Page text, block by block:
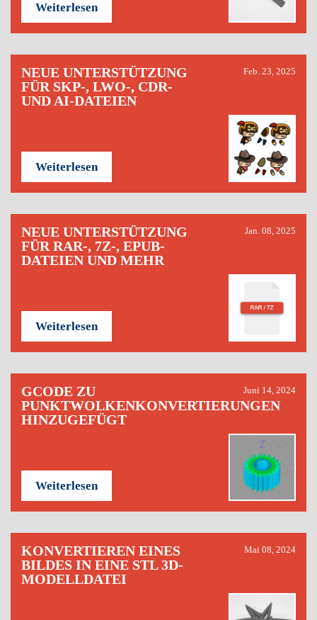
Weiterlesen
NEUE UNTERSTÜTZUNG
FÜR SKP-, LWO-, CDR-
UND AI-DATEIEN
Feb. 23, 2025
Weiterlesen
NEUE UNTERSTÜTZUNG
FÜR RAR-, 7Z-, EPUB-
DATEIEN UND MEHR
Jan. 08, 2025
Weiterlesen
GCODE ZU
PUNKTWOLKENKONVERTIERUNGEN
HINZUGEFÜGT
Juni 14, 2024
Weiterlesen
KONVERTIEREN EINES
BILDES IN EINE STL 3D-
MODELLDATEI
Mai 08, 2024